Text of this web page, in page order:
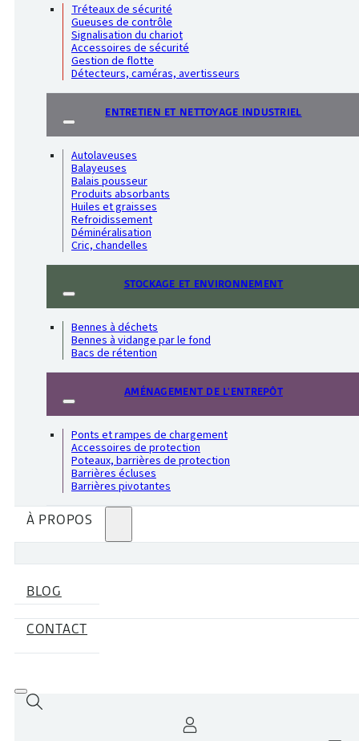
Tréteaux de sécurité
Gueuses de contrôle
Signalisation du chariot
Accessoires de sécurité
Gestion de flotte
Détecteurs, caméras, avertisseurs
ENTRETIEN ET NETTOYAGE INDUSTRIEL
Autolaveuses
Balayeuses
Balais pousseur
Produits absorbants
Huiles et graisses
Refroidissement
Déminéralisation
Cric, chandelles
STOCKAGE ET ENVIRONNEMENT
Bennes à déchets
Bennes à vidange par le fond
Bacs de rétention
AMÉNAGEMENT DE L'ENTREPÔT
Ponts et rampes de chargement
Accessoires de protection
Poteaux, barrières de protection
Barrières écluses
Barrières pivotantes
À PROPOS
BLOG
CONTACT